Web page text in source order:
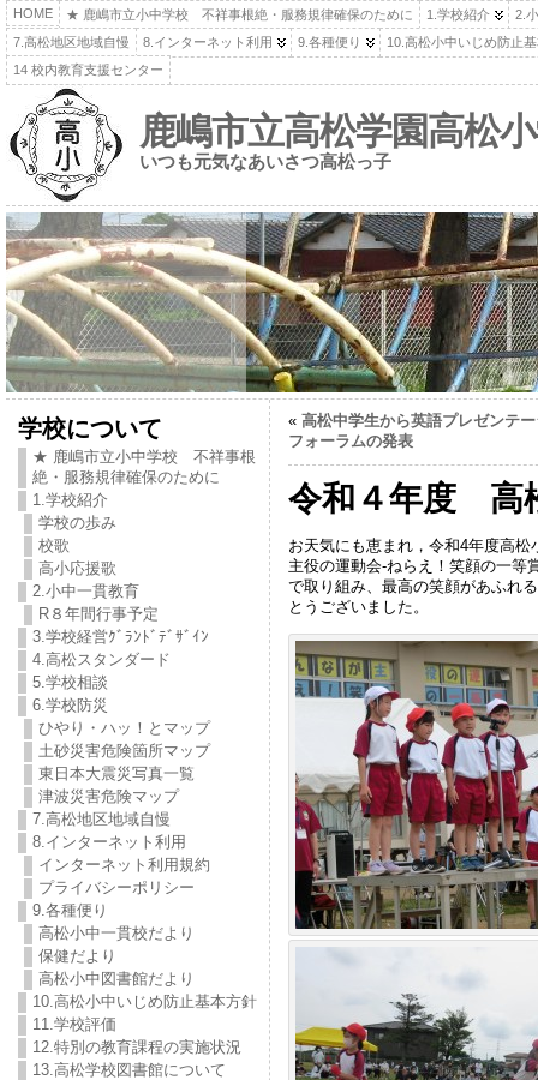
HOME ★ 鹿嶋市立小中学校 不祥事根絶・服務規律確保のために 1.学校紹介
2.
7.高松地区地域自慢
8.インターネット利用 9.各種便り
10.高松小中いじめ防止
14 校内教育支援センター
鹿嶋市立高松学園高松
いつも元気なあいさつ高松っ子
学校について
★ 鹿嶋市立小中学校 不祥事根
絶・服務規律確保のために
1.学校紹介
学校の歩み
校歌
高小応援歌
2.小中一貫教育
R８年間行事予定
3.学校経営ｸﾞﾗﾝﾄﾞﾃﾞｻﾞｲﾝ
4.高松スタンダード
5.学校相談
6.学校防災
ひやり・ハッ！とマップ
土砂災害危険箇所マップ
東日本大震災写真一覧
津波災害危険マップ
7.高松地区地域自慢
8.インターネット利用
インターネット利用規約
プライバシーポリシー
9.各種便り
高松小中一貫校だより
保健だより
高松小中図書館だより
10.高松小中いじめ防止基本方針
11.学校評価
12.特別の教育課程の実施状況
13.高松学校図書館について
« 高松中学生から英語プレゼンテ
フォーラムの発表
令和４年度 高
お天気にも恵まれ，令和4年度高
主役の運動会-ねらえ！笑顔の一等
で取り組み、最高の笑顔があふれ
とうございました。